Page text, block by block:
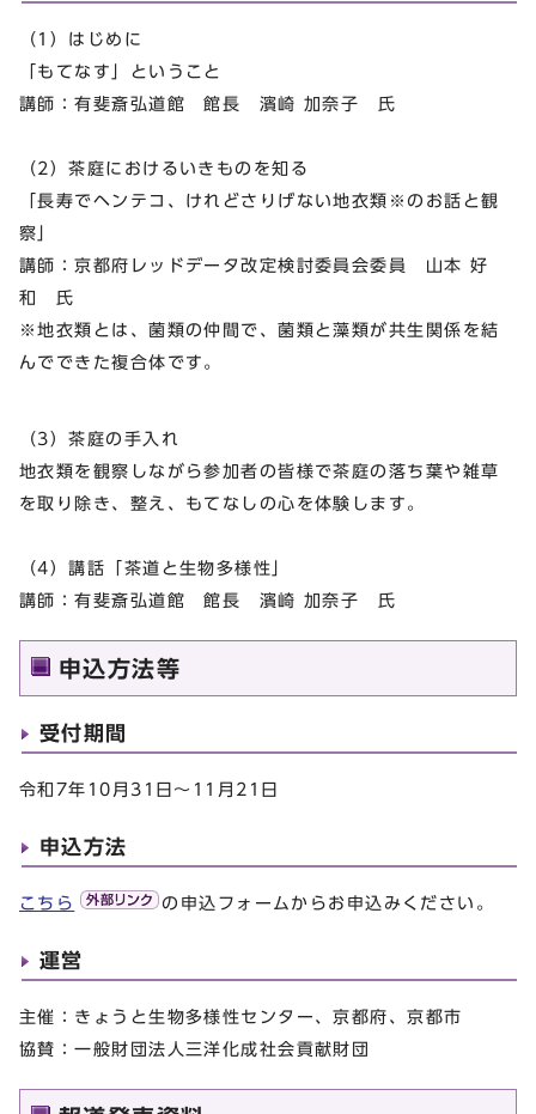
（1）はじめに
「もてなす」ということ
講師：有斐斎弘道館 館長 濱崎 加奈子 氏
（2）茶庭におけるいきものを知る
「長寿でヘンテコ、けれどさりげない地衣類 ※ のお話と観
察」
講師：京都府レッドデータ改定検討委員会委員 山本 好
和 氏
※地衣類とは、菌類の仲間で、菌類と藻類が共生関係を結
んでできた複合体です。
（3）茶庭の手入れ
地衣類を観察しながら参加者の皆様で茶庭の落ち葉や雑草
を取り除き、整え、もてなしの心を体験します。
（4）講話「茶道と生物多様性」
講師：有斐斎弘道館 館長 濱崎 加奈子 氏
申込方法等
受付期間
令和7年10月31日～11月21日
申込方法
こちら の申込フォームからお申込みください。
運営
主催：きょうと生物多様性センター、京都府、京都市
協賛：一般財団法人三洋化成社会貢献財団